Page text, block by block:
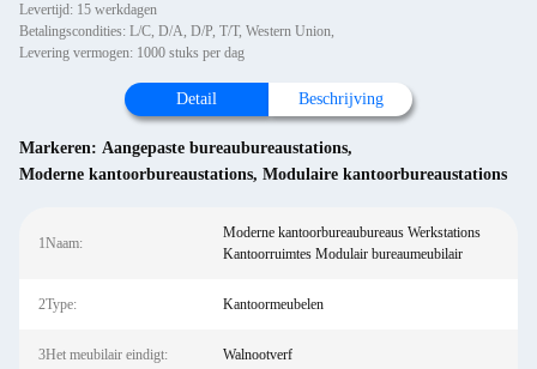
Levertijd: 15 werkdagen
Betalingscondities: L/C, D/A, D/P, T/T, Western Union,
Levering vermogen: 1000 stuks per dag
Detail Beschrijving
Markeren: Aangepaste bureaubureaustations,
Moderne kantoorbureaustations, Modulaire kantoorbureaustations
1Naam:
Moderne kantoorbureaubureaus Werkstations
Kantoorruimtes Modulair bureaumeubilair
2Type: Kantoormeubelen
3Het meubilair eindigt: Walnootverf